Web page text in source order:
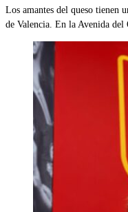
Los amantes del queso tienen
de Valencia. En la Avenida del